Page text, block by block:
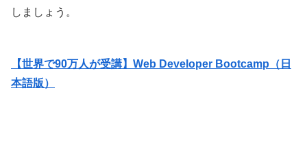
しましょう。
【世界で90万人が受講】Web Developer Bootcamp（日
本語版）